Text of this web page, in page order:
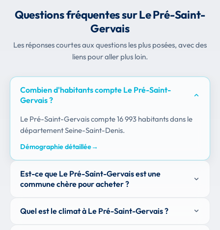
Questions fréquentes sur Le Pré-Saint-
Gervais
Les réponses courtes aux questions les plus posées, avec des
liens pour aller plus loin.
Combien d'habitants compte Le Pré-Saint-
Gervais ?
Le Pré-Saint-Gervais compte 16 993 habitants dans le
département Seine-Saint-Denis.
Démographie détaillée→
Est-ce que Le Pré-Saint-Gervais est une
commune chère pour acheter ?
Quel est le climat à Le Pré-Saint-Gervais ?